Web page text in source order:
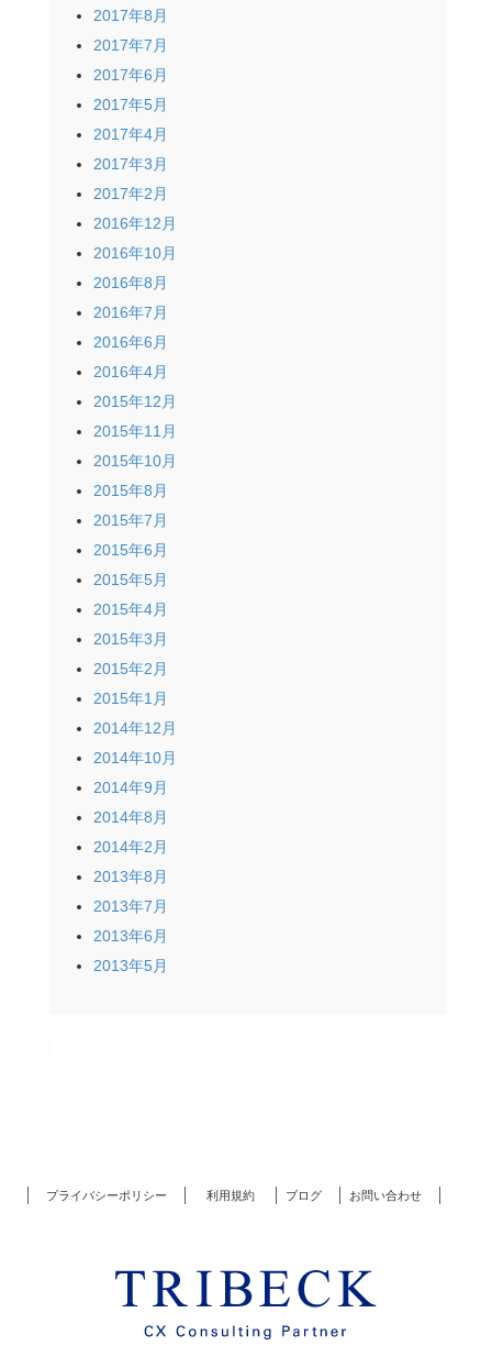
2017年8月
2017年7月
2017年6月
2017年5月
2017年4月
2017年3月
2017年2月
2016年12月
2016年10月
2016年8月
2016年7月
2016年6月
2016年4月
2015年12月
2015年11月
2015年10月
2015年8月
2015年7月
2015年6月
2015年5月
2015年4月
2015年3月
2015年2月
2015年1月
2014年12月
2014年10月
2014年9月
2014年8月
2014年2月
2013年8月
2013年7月
2013年6月
2013年5月
プライバシーポリシー 利用規約 ブログ お問い合わせ